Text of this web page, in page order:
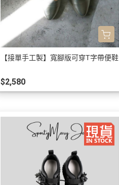
【接單手工製】寬腳版可穿T字帶便鞋
$2,580